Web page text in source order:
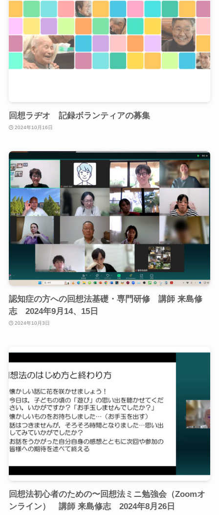
回想ラヂオ 記録ボランティアの募集
2024年10月16日
認知症の方への回想法基礎・専門研修 講師 来島修
志 2024年9月14、15日
2024年10月3日
回想法初心者のための〜回想法ミニ勉強会（Zoomオ
ンライン） 講師 来島修志 2024年8月26日